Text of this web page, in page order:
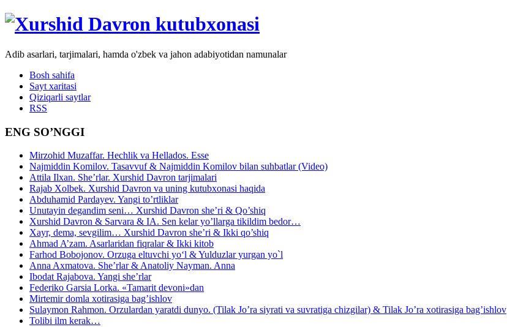
Adib asarlari, tarjimalari, hamda o'zbek va jahon adabiyotidan namunalar
Bosh sahifa
Sayt xaritasi
Qiziqarli saytlar
RSS
ENG SO’NGGI
Mirzohid Muzaffar. Hechlik va Hellados. Esse
Najmiddin Komilov. Tasavvuf & Najmiddin Komilov bilan suhbatlar (Video)
Attila Ilxan. She’rlar. Xurshid Davron tarjimalari
Rajab Xolbek. Xurshid Davron va uning kutubxonasi haqida
Abduhamid Pardayev. Yangi to’rtliklar
Unutayin degandim seni… Xurshid Davron she’ri & Qo’shiq
Xurshid Davron & Sarvara & IA. Sen kelar yo’llarga tikildim bedor…
Xayr, dema, sevgilim… Xurshid Davron she’ri & Ikki qo’shiq
Ahmad A’zam. Asarlaridan fiqralar & Ikki kitob
Farhod Bobojonov. Orzuga eltuvchi yo‘l & Yulduzlar yurgan yo`l
Anna Axmatova. She’rlar & Anatoliy Nayman. Anna
Ibodat Rajabova. Yangi she’rlar
Federiko Garsia Lorka. «Tamarit devoni»dan
Mirtemir domla xotirasiga bag’ishlov
Sulaymon Rahmon. Orzulardan yaratdi dunyo. (Tilak Jo’ra siyrati va suvratiga chizgilar) & Tilak Jo’ra xotirasiga bag’ishlov
Tolibi ilm kerak…